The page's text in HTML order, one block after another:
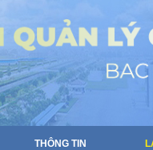
THÔNG TIN